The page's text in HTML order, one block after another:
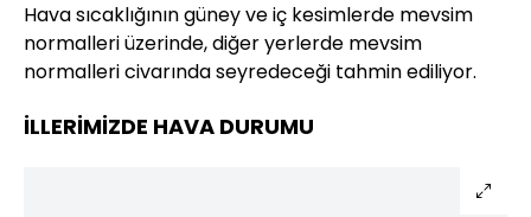
Hava sıcaklığının güney ve iç kesimlerde mevsim
normalleri üzerinde, diğer yerlerde mevsim
normalleri civarında seyredeceği tahmin ediliyor.
İLLERİMİZDE HAVA DURUMU